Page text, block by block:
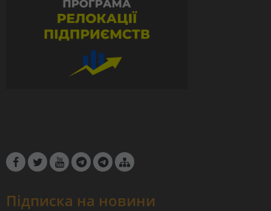
Підписка на новини